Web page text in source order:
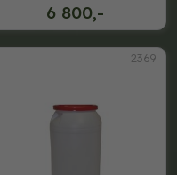
6 800,-
2369